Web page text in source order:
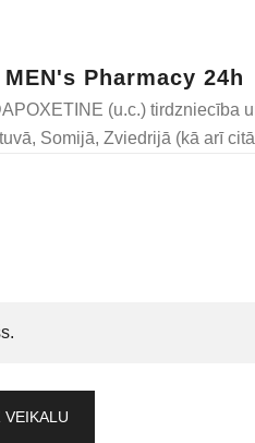
Pharmacy 24h
(u.c.) tirdzniecība
Somijā, Zviedrijā (kā arī